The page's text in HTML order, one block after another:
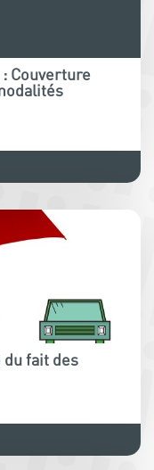
Couverture
fait des